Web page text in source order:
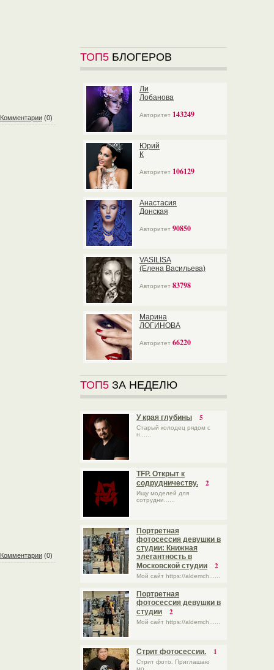
Комментарии (0)
Комментарии (0)
ТОП5 БЛОГЕРОВ
Ли
Лобанова
Авторитет 143249
Юрий
К
Авторитет 106129
Анастасия
Донская
Авторитет 90850
VASILISA
(Елена Васильева)
Авторитет 83798
Марина
ЛОГИНОВА
Авторитет 66220
ТОП5 ЗА НЕДЕЛЮ
У края глубины 5
Старый колодец рядом с
н......
TFP. Открыт к
содрудничеству.
2
Ищу моделей для
сотрудни......
Портретная
фотосессия девушки в
студии: Книжная
элегантность в
Московской студии
2
Мой сайт https://aldemch......
Портретная
фотосессия девушки в
студии
2
Мой сайт https://aldemch......
Стрит фотосессии. 1
Стрит фото. Приглашаю
мо......